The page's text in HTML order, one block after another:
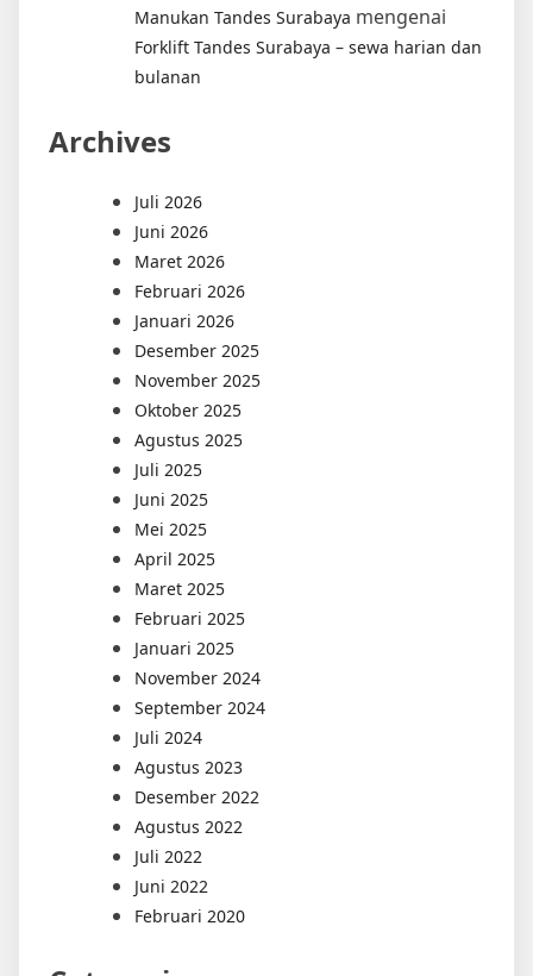
Manukan Tandes Surabaya mengenai
Forklift Tandes Surabaya – sewa harian dan
bulanan
Archives
Juli 2026
Juni 2026
Maret 2026
Februari 2026
Januari 2026
Desember 2025
November 2025
Oktober 2025
Agustus 2025
Juli 2025
Juni 2025
Mei 2025
April 2025
Maret 2025
Februari 2025
Januari 2025
November 2024
September 2024
Juli 2024
Agustus 2023
Desember 2022
Agustus 2022
Juli 2022
Juni 2022
Februari 2020